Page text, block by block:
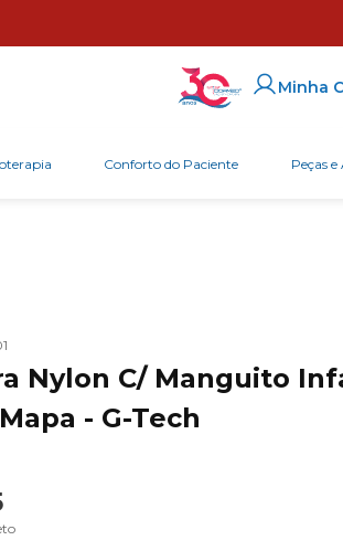
Minha
Conforto do Paciente Peças e
Nylon C/ Manguito
- G-Tech